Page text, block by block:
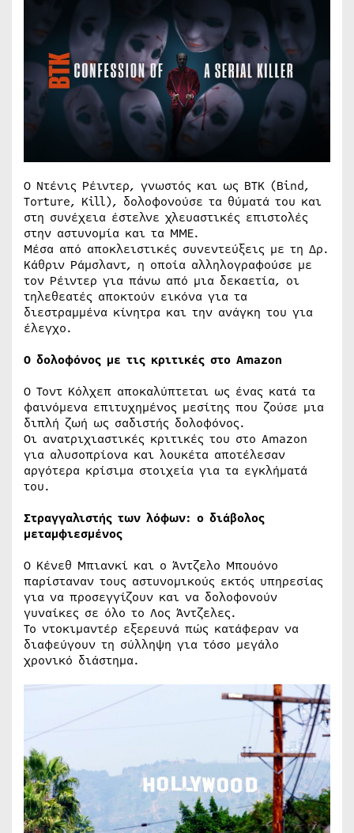
Ο Ντένις Ρέιντερ, γνωστός και ως BTK (Bind,
Torture, Kill), δολοφονούσε τα θύματά του και
στη συνέχεια έστελνε χλευαστικές επιστολές
στην αστυνομία και τα ΜΜΕ.
Μέσα από αποκλειστικές συνεντεύξεις με τη Δρ.
Κάθριν Ράμσλαντ, η οποία αλληλογραφούσε με
τον Ρέιντερ για πάνω από μια δεκαετία, οι
τηλεθεατές αποκτούν εικόνα για τα
διεστραμμένα κίνητρα και την ανάγκη του για
έλεγχο.
Ο δολοφόνος με τις κριτικές στο Amazon
Ο Τοντ Κόλχεπ αποκαλύπτεται ως ένας κατά τα
φαινόμενα επιτυχημένος μεσίτης που ζούσε μια
διπλή ζωή ως σαδιστής δολοφόνος.
Οι ανατριχιαστικές κριτικές του στο Amazon
για αλυσοπρίονα και λουκέτα αποτέλεσαν
αργότερα κρίσιμα στοιχεία για τα εγκλήματά
του.
Στραγγαλιστής των λόφων: ο διάβολος
μεταμφιεσμένος
Ο Κένεθ Μπιανκί και ο Άντζελο Μπουόνο
παρίσταναν τους αστυνομικούς εκτός υπηρεσίας
για να προσεγγίζουν και να δολοφονούν
γυναίκες σε όλο το Λος Άντζελες.
Το ντοκιμαντέρ εξερευνά πώς κατάφεραν να
διαφεύγουν τη σύλληψη για τόσο μεγάλο
χρονικό διάστημα.